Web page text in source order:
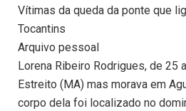
Vítimas da queda da ponte que
Tocantins
Arquivo pessoal
Lorena Ribeiro Rodrigues, de 25
Estreito (MA) mas morava em
corpo dela foi localizado no